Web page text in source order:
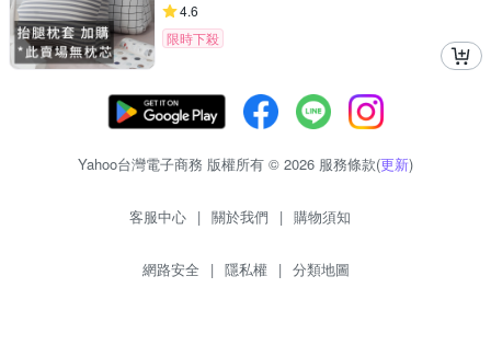
4.6
限時下殺
Yahoo台灣電子商務 版權所有 © 2026 服務條款(更新)
客服中心 | 關於我們 | 購物須知
網路安全 | 隱私權 | 分類地圖